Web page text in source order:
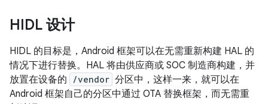
HIDL 设计
HIDL 的目标是，Android 框架可以在无需重新构建 HAL 的
情况下进行替换。HAL 将由供应商或 SOC 制造商构建，并
放置在设备的
/vendor 分区中，这样一来，就可以在
Android 框架自己的分区中通过 OTA 替换框架，而无需重